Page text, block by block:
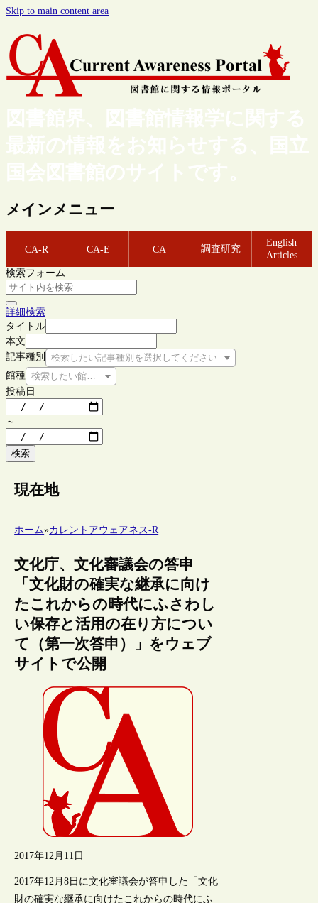
Skip to main content area
図書館界、図書館情報学に関する
最新の情報をお知らせする、国立
国会図書館のサイトです。
メインメニュー
CA-R CA-E CA 調査研究
English
Articles
検索フォーム
詳細検索
タイトル
本文
記事種別
検索したい記事種別を選択してください
館種 検索したい館種を選択してください
投稿日
～
検索
現在地
ホーム»カレントアウェアネス-R
文化庁、文化審議会の答申
「文化財の確実な継承に向け
たこれからの時代にふさわし
い保存と活用の在り方につい
て（第一次答申）」をウェブ
サイトで公開
2017年12月11日
2017年12月8日に文化審議会が答申した「文化
財の確実な継承に向けたこれからの時代にふ